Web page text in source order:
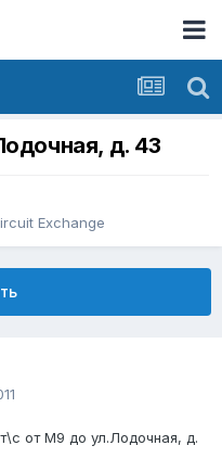
д. 43
Exchange
от М9 до ул.Лодочная, д.